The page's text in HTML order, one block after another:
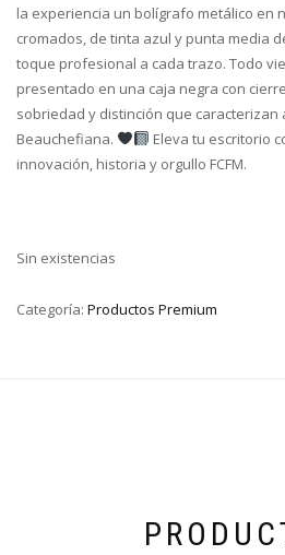
la experiencia un bolígrafo metálico en
cromados, de tinta azul y punta media
toque profesional a cada trazo. Todo
presentado en una caja negra con
sobriedad y distinción que caracterizan
Beauchefiana.
Eleva tu escritorio
innovación, historia y orgullo FCFM.
Sin existencias
Categoría: Productos Premium